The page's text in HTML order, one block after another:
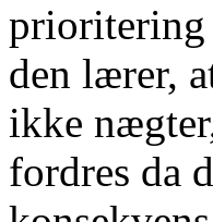
prioritering
den lærer,
ikke
fordres da